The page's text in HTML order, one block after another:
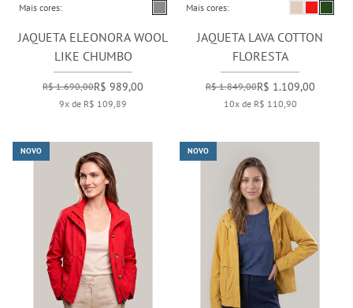
Mais cores:
JAQUETA ELEONORA WOOL
LIKE CHUMBO
R$ 1.690,00R$ 989,00
9x de R$ 109,89
Mais cores:
JAQUETA LAVA COTTON
FLORESTA
R$ 1.849,00R$ 1.109,00
10x de R$ 110,90
NOVO NOVO